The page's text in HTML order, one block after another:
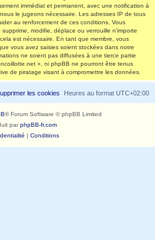
immédiat et permanent, avec une notification à
le jugeons nécessaire. Les adresses IP de tous
au renforcement de ces conditions. Vous
modifie, déplace ou verrouille n’importe
est nécessaire. En tant que membre, vous
vous avez saisies soient stockées dans notre
ne soient pas diffusées à une tierce partie
», ni phpBB ne pourront être tenus
de piratage visant à compromettre les données.
Heures au format UTC+02:00
les cookies
® Forum Software © phpBB Limited
parphpBB-fr.com
| Conditions